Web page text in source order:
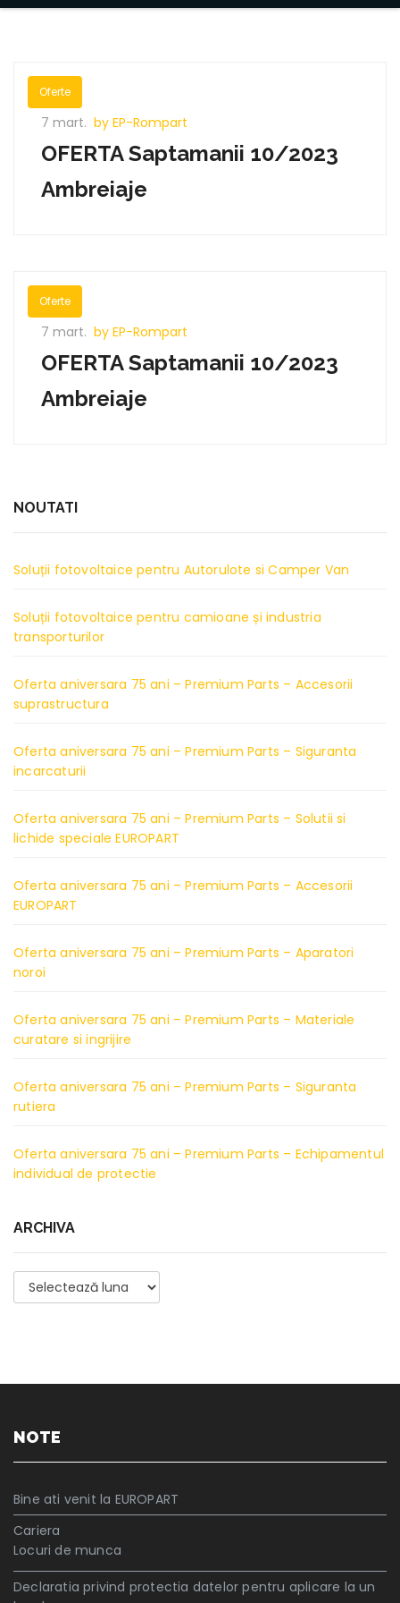
Oferte
7 mart. by EP-Rompart
OFERTA Saptamanii 10/2023
Ambreiaje
Oferte
7 mart. by EP-Rompart
OFERTA Saptamanii 10/2023
Ambreiaje
NOUTATI
Soluții fotovoltaice pentru Autorulote si Camper Van
Soluții fotovoltaice pentru camioane și industria
transporturilor
Oferta aniversara 75 ani – Premium Parts – Accesorii
suprastructura
Oferta aniversara 75 ani – Premium Parts – Siguranta
incarcaturii
Oferta aniversara 75 ani – Premium Parts – Solutii si
lichide speciale EUROPART
Oferta aniversara 75 ani – Premium Parts – Accesorii
EUROPART
Oferta aniversara 75 ani – Premium Parts – Aparatori
noroi
Oferta aniversara 75 ani – Premium Parts – Materiale
curatare si ingrijire
Oferta aniversara 75 ani – Premium Parts – Siguranta
rutiera
Oferta aniversara 75 ani – Premium Parts – Echipamentul
individual de protectie
ARCHIVA
Archiva
NOTE
Bine ati venit la EUROPART
Cariera
Locuri de munca
Declaratia privind protectia datelor pentru aplicare la un